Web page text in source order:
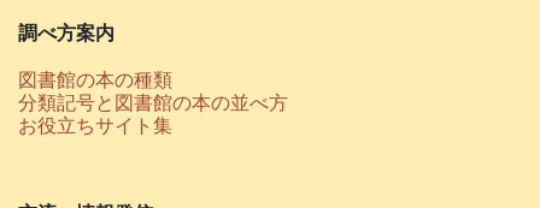
調べ方案内
図書館の本の種類
分類記号と図書館の本の並べ方
お役立ちサイト集